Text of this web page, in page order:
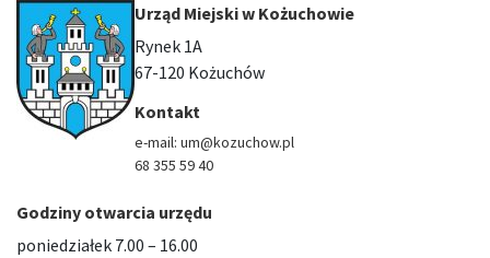
Urząd Miejski w Kożuchowie
Rynek 1A
67-120 Kożuchów
Kontakt
e-mail: um@kozuchow.pl
68 355 59 40
Godziny otwarcia urzędu
poniedziałek 7.00 – 16.00